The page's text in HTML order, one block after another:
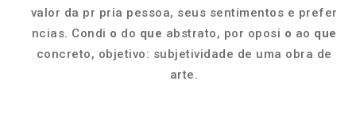
valor da pr pria pessoa, seus sentimentos e prefer
ncias. Condi o do que abstrato, por oposi o ao que
concreto, objetivo: subjetividade de uma obra de
arte.